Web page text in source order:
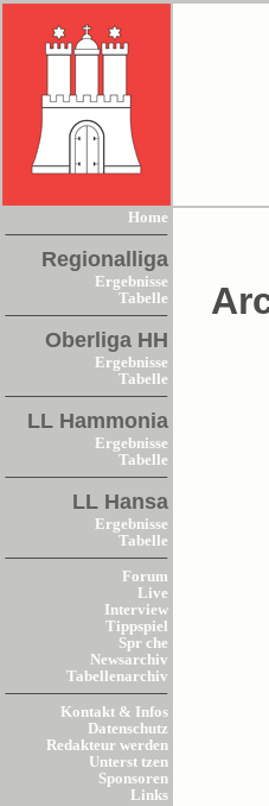
Home
Regionalliga
Ergebnisse
Tabelle
Oberliga HH
Ergebnisse
Tabelle
LL Hammonia
Ergebnisse
Tabelle
LL Hansa
Ergebnisse
Tabelle
Forum
Live
Interview
Tippspiel
Spr che
Newsarchiv
Tabellenarchiv
Kontakt & Infos
Datenschutz
Redakteur werden
Unterst tzen
Sponsoren
Links